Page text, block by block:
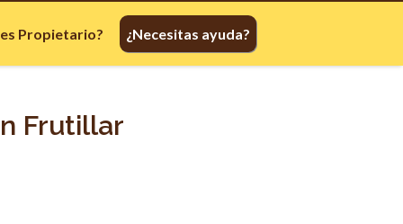
Propietario? ¿Necesitas ayuda?
Frutillar